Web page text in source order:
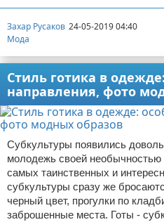
Захар Русаков 24-05-2019 04:40
Мода
Стиль готика в
направления, фото
Субкультуры появились
молодежь своей необычностью
самых таинственных и
субкультуры сразу же
черный цвет, прогулки по
заброшенные места. Готы -